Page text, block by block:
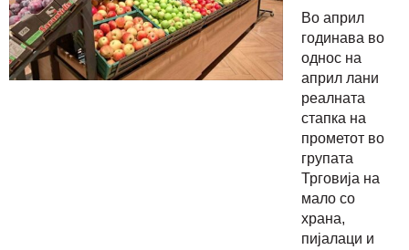
трговијата
на мало
со храна,
пијалаци
и тутун во
април,
намален
кај
горивата
Во април
годинава во
однос на
април лани
реалната
стапка на
прометот во
групата
Трговија на
мало со
храна,
пијалаци и